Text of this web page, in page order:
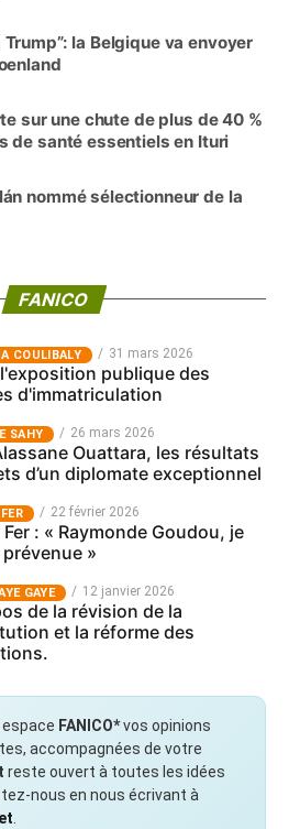
la Belgique va envoyer
sur une chute de plus de 40 %
de santé essentiels en Ituri
nommé sélectionneur de la
FANICO
COULIBALY 31 mars 2026
publique des
d'immatriculation
SAHY 26 mars 2026
Ouattara, les résultats
d’un diplomate exceptionnel
22 février 2026
Fer : « Raymonde Goudou, je
prévenue »
GAYE 12 janvier 2026
de la révision de la
et la réforme des
FANICO*vos opinions
accompagnées de votre
reste ouvert à toutes les idées
nous en nous écrivant à